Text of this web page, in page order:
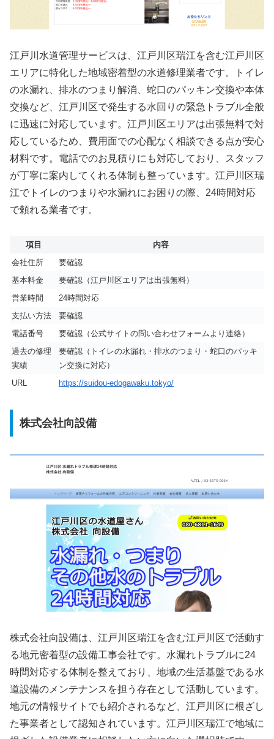
江戸川水道管理サービスは、江戸川区瑞江を含む江戸川区
エリアに特化した地域密着型の水道修理業者です。トイレ
の水漏れ、排水のつまり解消、蛇口のパッキン交換や本体
交換など、江戸川区で発生する水回りの緊急トラブル全般
に迅速に対応しています。江戸川区エリアは出張無料で対
応しているため、費用面での心配なく相談できる点が安心
材料です。電話でのお見積りにも対応しており、スタッフ
が丁寧に案内してくれる体制も整っています。江戸川区瑞
江でトイレのつまりや水漏れにお困りの際、24時間対応
で頼れる業者です。
項目
内容
会社住所
要確認
基本料金
要確認（江戸川区エリアは出張無料）
営業時間
24時間対応
支払い方法
要確認
電話番号
要確認（公式サイトの問い合わせフォームより連絡）
過去の修理
実績
要確認（トイレの水漏れ・排水のつまり・蛇口のパッキ
ン交換に対応）
URL
https://suidou-edogawaku.tokyo/
株式会社向設備
株式会社向設備は、江戸川区瑞江を含む江戸川区で活動す
る地元密着型の設備工事会社です。水漏れトラブルに24
時間対応する体制を整えており、地域の生活基盤である水
道設備のメンテナンスを担う存在として活動しています。
地元の情報サイトでも紹介されるなど、江戸川区に根ざし
た事業者として認知されています。江戸川区瑞江で地域に